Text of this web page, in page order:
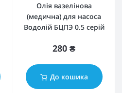
Олія вазелінова
(медична) для насоса
Водолій БЦПЭ 0.5 серій
280 ₴
До кошика